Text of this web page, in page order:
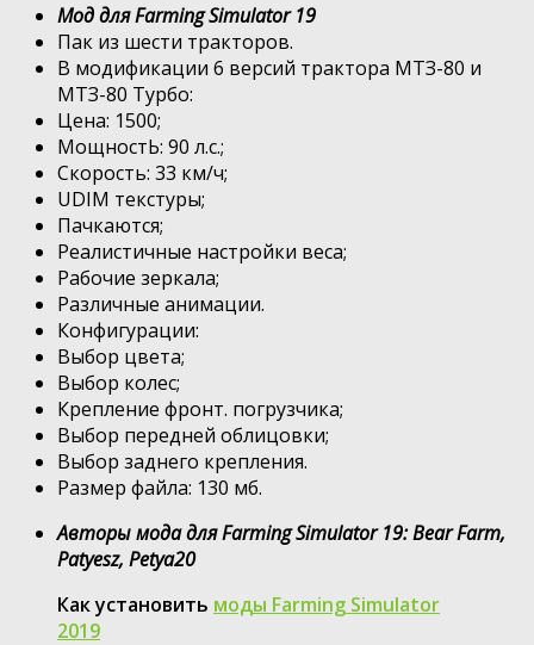
Мод для Farming Simulator 19
Пак из шести тракторов.
В модификации 6 версий трактора МТЗ-80 и
МТЗ-80 Турбо:
Цена: 1500;
МощностЬ: 90 л.с.;
Скорость: 33 км/ч;
UDIM текстуры;
Пачкаются;
Реалистичные настройки веса;
Рабочие зеркала;
Различные анимации.
Конфигурации:
Выбор цвета;
Выбор колес;
Крепление фронт. погрузчика;
Выбор передней облицовки;
Выбор заднего крепления.
Размер файла: 130 мб.
Авторы мода для Farming Simulator 19: Bear Farm,
Patyesz, Petya20
Как установить моды Farming Simulator
2019